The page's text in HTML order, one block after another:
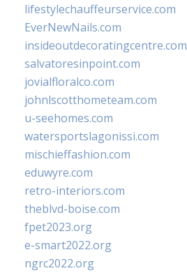
lifestylechauffeurservice.com
EverNewNails.com
insideoutdecoratingcentre.com
salvatoresinpoint.com
jovialfloralco.com
johnlscotthometeam.com
u-seehomes.com
watersportslagonissi.com
mischieffashion.com
eduwyre.com
retro-interiors.com
theblvd-boise.com
fpet2023.org
e-smart2022.org
ngrc2022.org